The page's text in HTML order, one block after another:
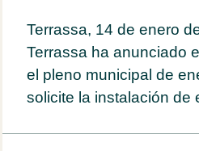
Terrassa, 14 de enero
Terrassa ha anunciado
el pleno municipal de
solicite la instalación de